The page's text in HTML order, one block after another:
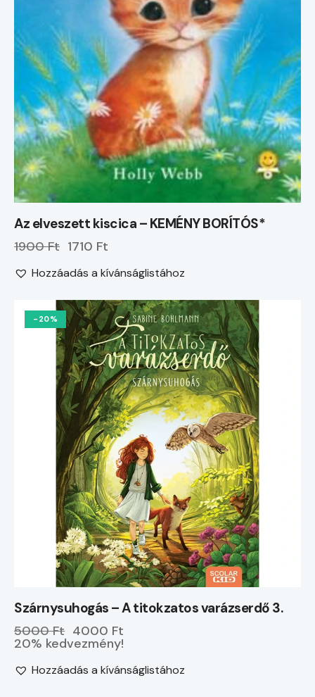
Az elveszett kiscica – KEMÉNY BORÍTÓS*
1900 Ft 1710 Ft
Hozzáadás a kívánságlistához
-20%
Szárnysuhogás – A titokzatos varázserdő 3.
5000 Ft 4000 Ft
20% kedvezmény!
Hozzáadás a kívánságlistához